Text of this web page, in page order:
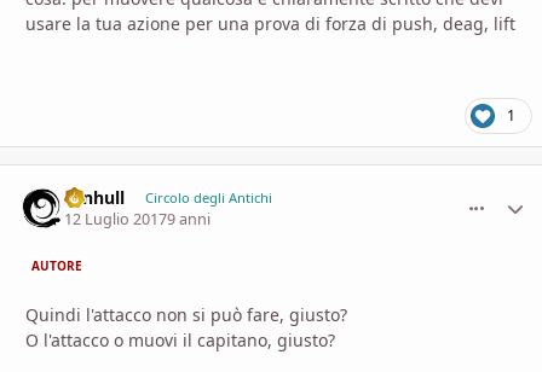
usare la tua azione per una prova di forza di push, deag, lift
1
senhull Circolo degli Antichi
12 Luglio 20179 anni
AUTORE
Quindi l'attacco non si può fare, giusto?
O l'attacco o muovi il capitano, giusto?